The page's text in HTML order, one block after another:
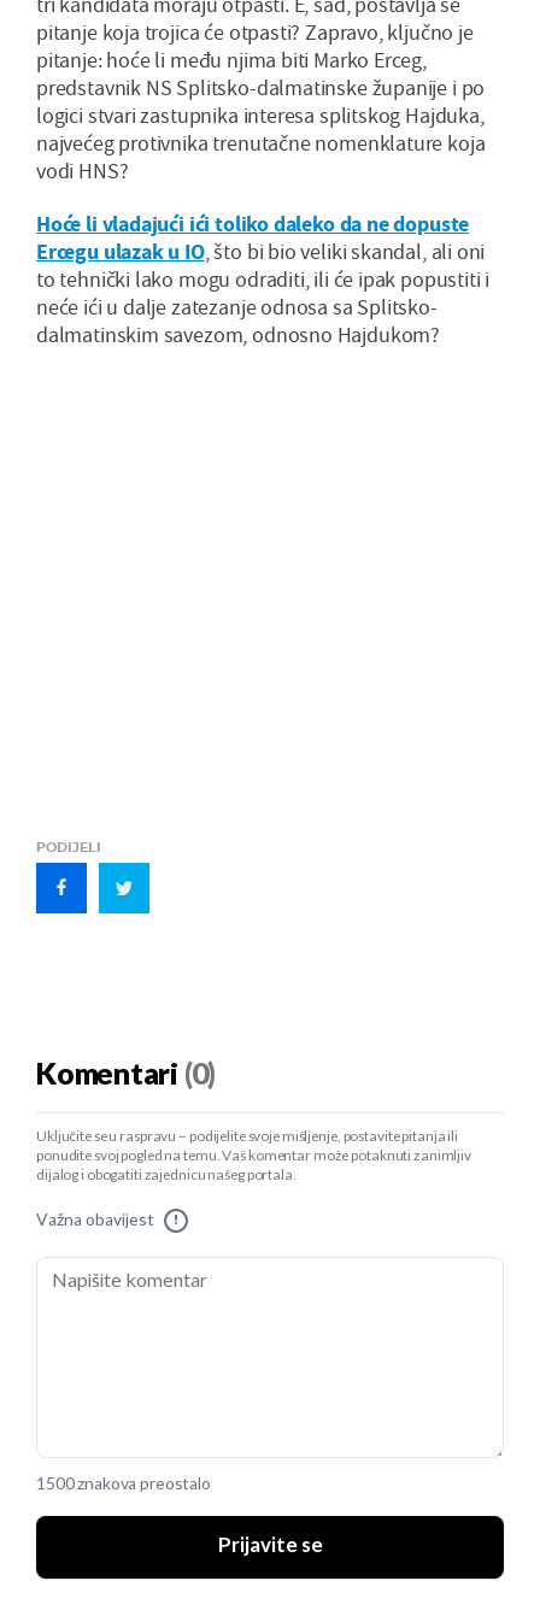
pitanje koja trojica će otpasti? Zapravo, ključno je
pitanje: hoće li među njima biti Marko Erceg,
predstavnik NS Splitsko-dalmatinske županije i po
logici stvari zastupnika interesa splitskog Hajduka,
najvećeg protivnika trenutačne nomenklature koja
vodi HNS?
Hoće li vladajući ići toliko daleko da ne dopuste
Ercegu ulazak u IO, što bi bio veliki skandal, ali oni
to tehnički lako mogu odraditi, ili će ipak popustiti i
neće ići u dalje zatezanje odnosa sa Splitsko-
dalmatinskim savezom, odnosno Hajdukom?
PODIJELI
Komentari (0)
Uključite se u raspravu – podijelite svoje mišljenje, postavite pitanja ili
ponudite svoj pogled na temu. Vaš komentar može potaknuti zanimljiv
dijalog i obogatiti zajednicu našeg portala.
Važna obavijest !
1500 znakova preostalo
Prijavite se